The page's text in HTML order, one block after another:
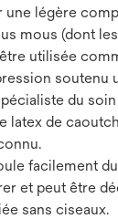
une légère
mous (dont
utilisée
soutenu
du
latex de
facilement
et peut être
sans ciseaux.